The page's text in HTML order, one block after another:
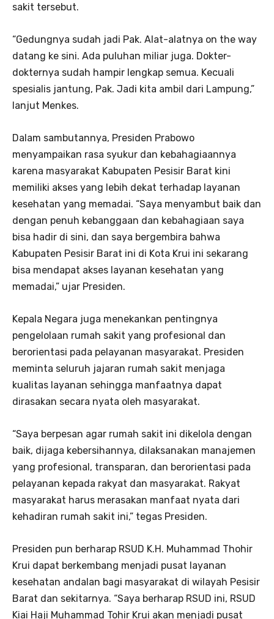
sakit tersebut.
“Gedungnya sudah jadi Pak. Alat-alatnya on the way
datang ke sini. Ada puluhan miliar juga. Dokter-
dokternya sudah hampir lengkap semua. Kecuali
spesialis jantung, Pak. Jadi kita ambil dari Lampung,”
lanjut Menkes.
Dalam sambutannya, Presiden Prabowo
menyampaikan rasa syukur dan kebahagiaannya
karena masyarakat Kabupaten Pesisir Barat kini
memiliki akses yang lebih dekat terhadap layanan
kesehatan yang memadai. “Saya menyambut baik dan
dengan penuh kebanggaan dan kebahagiaan saya
bisa hadir di sini, dan saya bergembira bahwa
Kabupaten Pesisir Barat ini di Kota Krui ini sekarang
bisa mendapat akses layanan kesehatan yang
memadai,” ujar Presiden.
Kepala Negara juga menekankan pentingnya
pengelolaan rumah sakit yang profesional dan
berorientasi pada pelayanan masyarakat. Presiden
meminta seluruh jajaran rumah sakit menjaga
kualitas layanan sehingga manfaatnya dapat
dirasakan secara nyata oleh masyarakat.
“Saya berpesan agar rumah sakit ini dikelola dengan
baik, dijaga kebersihannya, dilaksanakan manajemen
yang profesional, transparan, dan berorientasi pada
pelayanan kepada rakyat dan masyarakat. Rakyat
masyarakat harus merasakan manfaat nyata dari
kehadiran rumah sakit ini,” tegas Presiden.
Presiden pun berharap RSUD K.H. Muhammad Thohir
Krui dapat berkembang menjadi pusat layanan
kesehatan andalan bagi masyarakat di wilayah Pesisir
Barat dan sekitarnya. “Saya berharap RSUD ini, RSUD
Kiai Haji Muhammad Tohir Krui akan menjadi pusat